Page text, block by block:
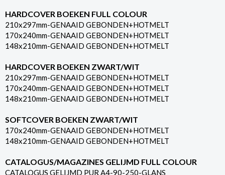
HARDCOVER BOEKEN FULL COLOUR
210x297mm-GENAAID GEBONDEN+HOTMELT
170x240mm-GENAAID GEBONDEN+HOTMELT
148x210mm-GENAAID GEBONDEN+HOTMELT
HARDCOVER BOEKEN ZWART/WIT
210x297mm-GENAAID GEBONDEN+HOTMELT
170x240mm-GENAAID GEBONDEN+HOTMELT
148x210mm-GENAAID GEBONDEN+HOTMELT
SOFTCOVER BOEKEN ZWART/WIT
170x240mm-GENAAID GEBONDEN+HOTMELT
148x210mm-GENAAID GEBONDEN+HOTMELT
CATALOGUS/MAGAZINES GELIJMD FULL COLOUR
CATALOGUS GELIJMD PUR A4-90-250-GLANS